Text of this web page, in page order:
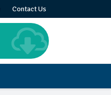
Contact Us